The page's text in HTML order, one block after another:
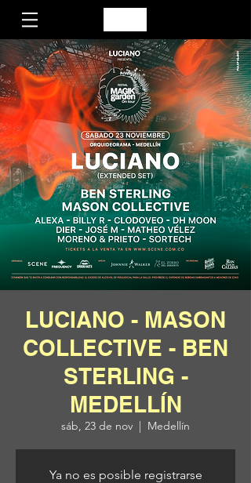
LUCIANO - MASON
COLLECTIVE - BEN
STERLING -
MEDELLÍN
sáb, 23 de nov
  |
Medellín
Ya no es posible registrarse